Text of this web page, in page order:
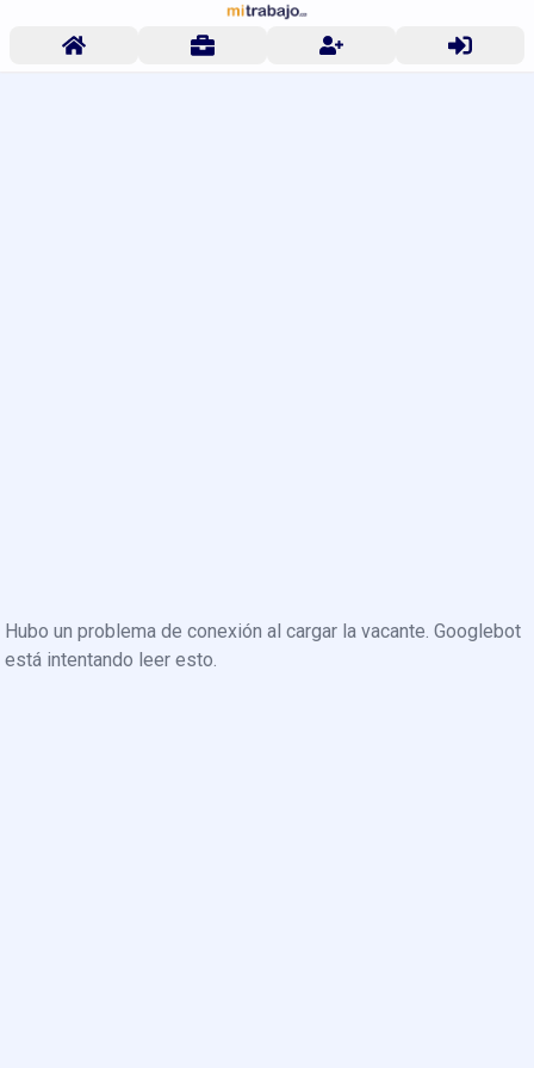
Hubo un problema de conexión al cargar la vacante. Googlebot
está intentando leer esto.